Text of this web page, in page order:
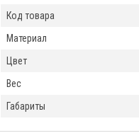
Код товара
Материал
Цвет
Вес
Габариты